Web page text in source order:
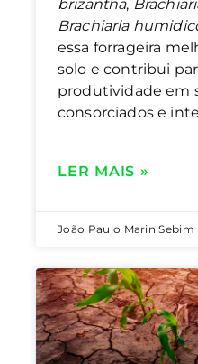
brizantha,
Brachiaria
essa forrageira
solo e contribui
produtividade em
consorciados e
LER MAIS »
João Paulo Marin Sebim